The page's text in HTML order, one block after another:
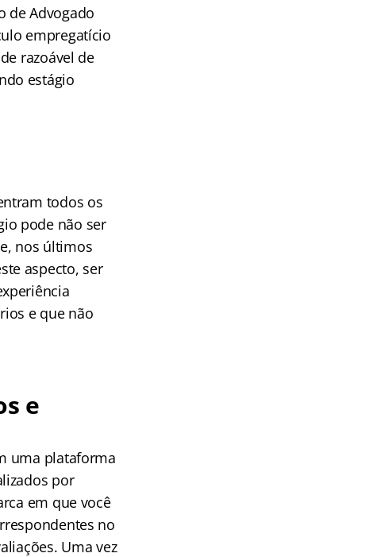
de Advogado
empregatício
razoável de
estágio
todos os
pode não ser
nos últimos
aspecto, ser
e que não
e
uma plataforma
por
em que você
no
Uma vez